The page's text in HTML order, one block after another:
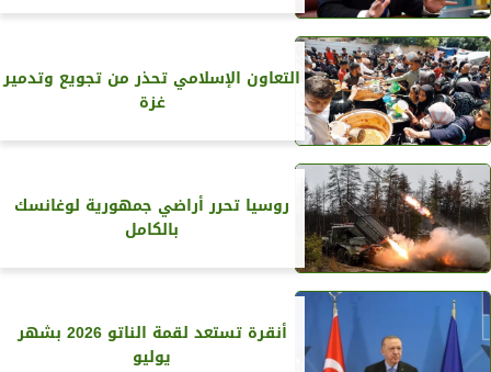
التعاون الإسلامي تحذر من تجويع وتدمير
غزة
روسيا تحرر أراضي جمهورية لوغانسك
بالكامل
أنقرة تستعد لقمة الناتو 2026 بشهر
يوليو